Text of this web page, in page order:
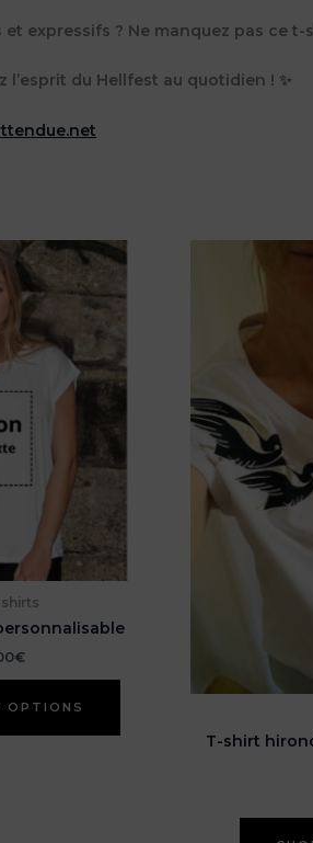
expressifs ? Ne manquez pas ce
du Hellfest au quotidien ! ✨
€
OPTIONS
Ce
a
T-shirt